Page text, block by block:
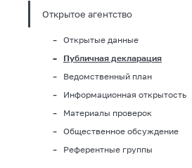
Открытое агентство
Открытые данные
Публичная декларация
Ведомственный план
Информационная открытость
Материалы проверок
Общественное обсуждение
Референтные группы